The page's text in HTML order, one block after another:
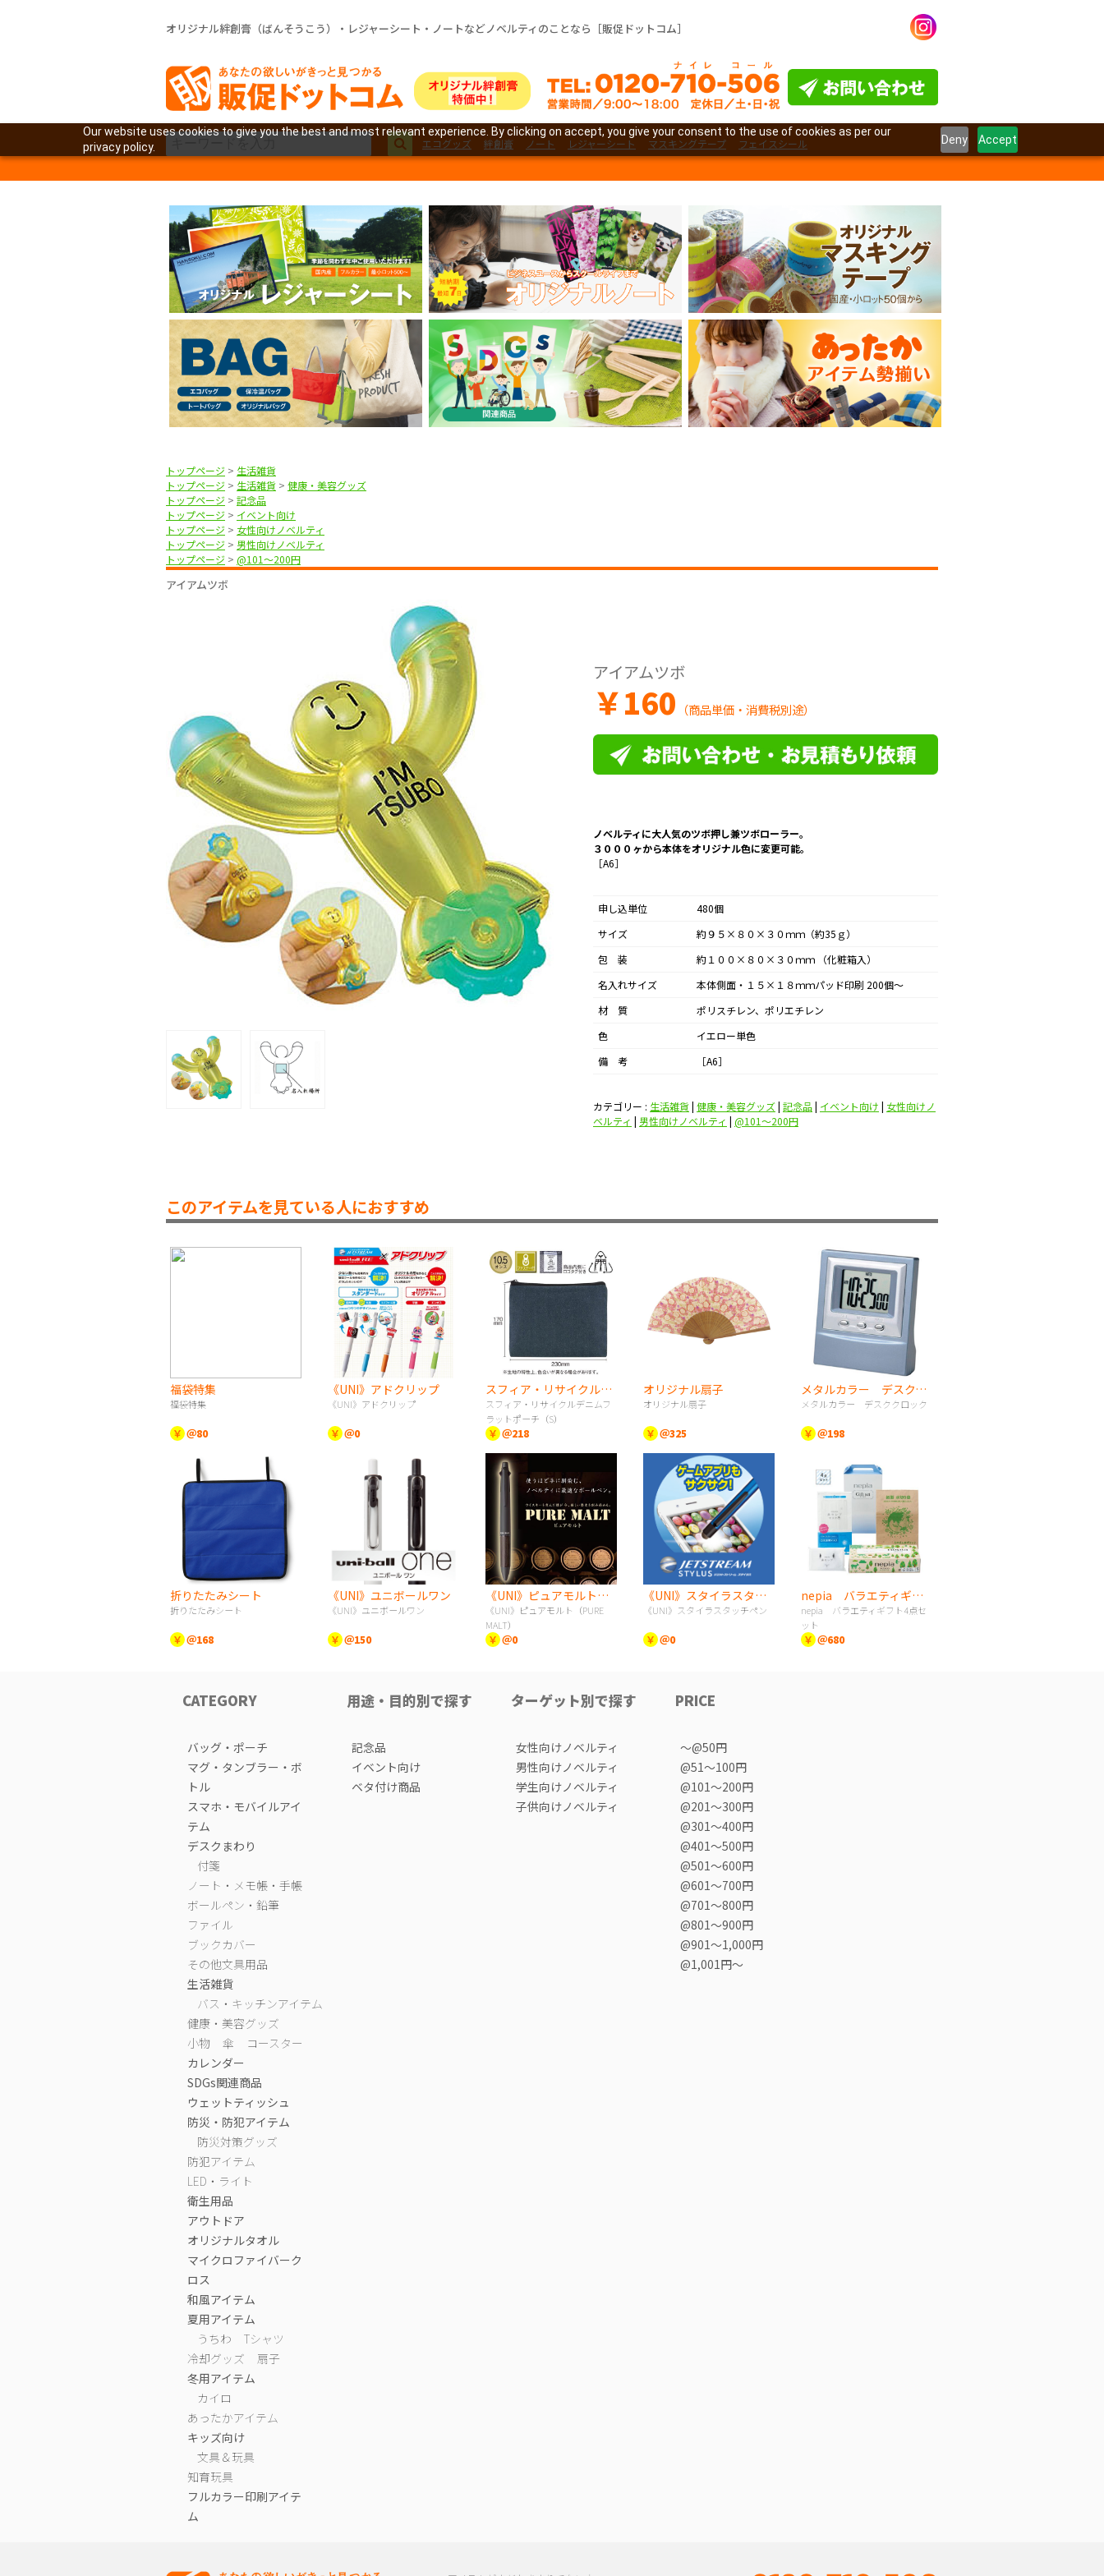
Our website uses cookies to give you the best and most relevant experience. By clicking on accept, you give your consent to the use of cookies as per our
privacy policy.
Deny Accept
オリジナル絆創膏（ばんそうこう）・レジャーシート・ノートなどノベルティのことなら［販促ドットコム］
エコグッズ 絆創膏 ノート レジャーシート マスキングテープ フェイスシール
トップページ > 生活雑貨
トップページ > 生活雑貨 > 健康・美容グッズ
トップページ > 記念品
トップページ > イベント向け
トップページ > 女性向けノベルティ
トップページ > 男性向けノベルティ
トップページ > @101〜200円
アイアムツボ
アイアムツボ
￥160 （商品単価・消費税別途）
ノベルティに大人気のツボ押し兼ツボローラー。
３０００ヶから本体をオリジナル色に変更可能。
［A6］
申し込単位
480個
サイズ
約９５×８０×３０ｍｍ（約35ｇ）
包 装
約１００×８０×３０ｍｍ （化粧箱入）
名入れサイズ
本体側面・１５×１８ｍｍパッド印刷 200個～
材 質
ポリスチレン、ポリエチレン
色
イエロー単色
備 考
［A6］
カテゴリー : 生活雑貨| 健康・美容グッズ| 記念品| イベント向け | 女性向けノ
ベルティ | 男性向けノベルティ | @101〜200円
このアイテムを見ている人におすすめ
福袋特集
福袋特集
￥ ＠80
《UNI》アドクリップ
《UNI》アドクリップ
￥ ＠0
スフィア・リサイクルデニムフラットポーチ（S）
スフィア・リサイクルデニムフ
ラットポーチ（S）
￥ ＠218
オリジナル扇子
オリジナル扇子
￥ ＠325
メタルカラー デスククロック
メタルカラー デスククロック
￥ ＠198
折りたたみシート
折りたたみシート
￥ ＠168
《UNI》ユニボールワン
《UNI》ユニボールワン
￥ ＠150
《UNI》ピュアモルト（PURE MALT）
《UNI》ピュアモルト（PURE
MALT）
￥ ＠0
《UNI》スタイラスタッチペン
《UNI》スタイラスタッチペン
￥ ＠0
nepia バラエティギフト4点セット
nepia バラエティギフト4点セ
ット
￥ ＠680
CATEGORY
バッグ・ポーチ
マグ・タンブラー・ボ
トル
スマホ・モバイルアイ
テム
デスクまわり
付箋
ノート・メモ帳・手帳
ボールペン・鉛筆
ファイル
ブックカバー
その他文具用品
生活雑貨
バス・キッチンアイテム
健康・美容グッズ
小物
傘
コースター
カレンダー
SDGs関連商品
ウェットティッシュ
防災・防犯アイテム
防災対策グッズ
防犯アイテム
LED・ライト
衛生用品
アウトドア
オリジナルタオル
マイクロファイバーク
ロス
和風アイテム
夏用アイテム
うちわ
Tシャツ
冷却グッズ
扇子
冬用アイテム
カイロ
あったかアイテム
キッズ向け
文具＆玩具
知育玩具
フルカラー印刷アイテ
ム
用途・目的別で探す
記念品
イベント向け
ベタ付け商品
ターゲット別で探す
女性向けノベルティ
男性向けノベルティ
学生向けノベルティ
子供向けノベルティ
PRICE
〜@50円
@51〜100円
@101〜200円
@201〜300円
@301〜400円
@401〜500円
@501〜600円
@601〜700円
@701〜800円
@801〜900円
@901〜1,000円
@1,001円〜